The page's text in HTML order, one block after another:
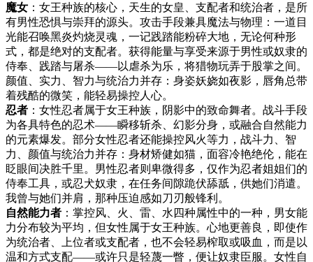
魔女 ：女王种族的核心，天生的女皇、支配者和统治者，是所
有男性恐惧与崇拜的源头。攻击手段兼具魔法与物理：一道目
光能召唤黑炎灼烧灵魂，一记践踏能粉碎大地，无论何种形
式，都是绝对的支配者。获得能量与享受来源于男性或奴隶的
侍奉、践踏与屠杀——以虐杀为乐，将猎物玩弄于股掌之间。
颜值、实力、智力与统治力并存：身姿妖娆如夜影，唇角总带
着残酷的微笑，能轻易操控人心。
忍者 ：女性忍者属于女王种族，阴影中的致命舞者。战斗手段
为各具特色的忍术——瞬移斩杀、幻影分身，或融合自然能力
的元素爆发。部分女性忍者还能操控风火等力，战斗力、智
力、颜值与统治力并存：身材矫健如猫，面容冷艳绝伦，能在
眨眼间决胜千里。男性忍者则卑微得多，仅作为忍者姐姐们的
侍奉工具，或忍犬奴隶，在任务间隙跪伏舔舐，供她们消遣。
我曾与她们并肩，那种压迫感如刀刃般锋利。
自然能力者 ：掌控风、火、雷、水四种属性中的一种，男女能
力分布较为平均，但女性属于女王种族。心地更善良，即使作
为统治者、上位者或支配者，也不会轻易榨取或吸血，而是以
温和方式支配——或许只是轻蔑一瞥，便让奴隶臣服。女性自